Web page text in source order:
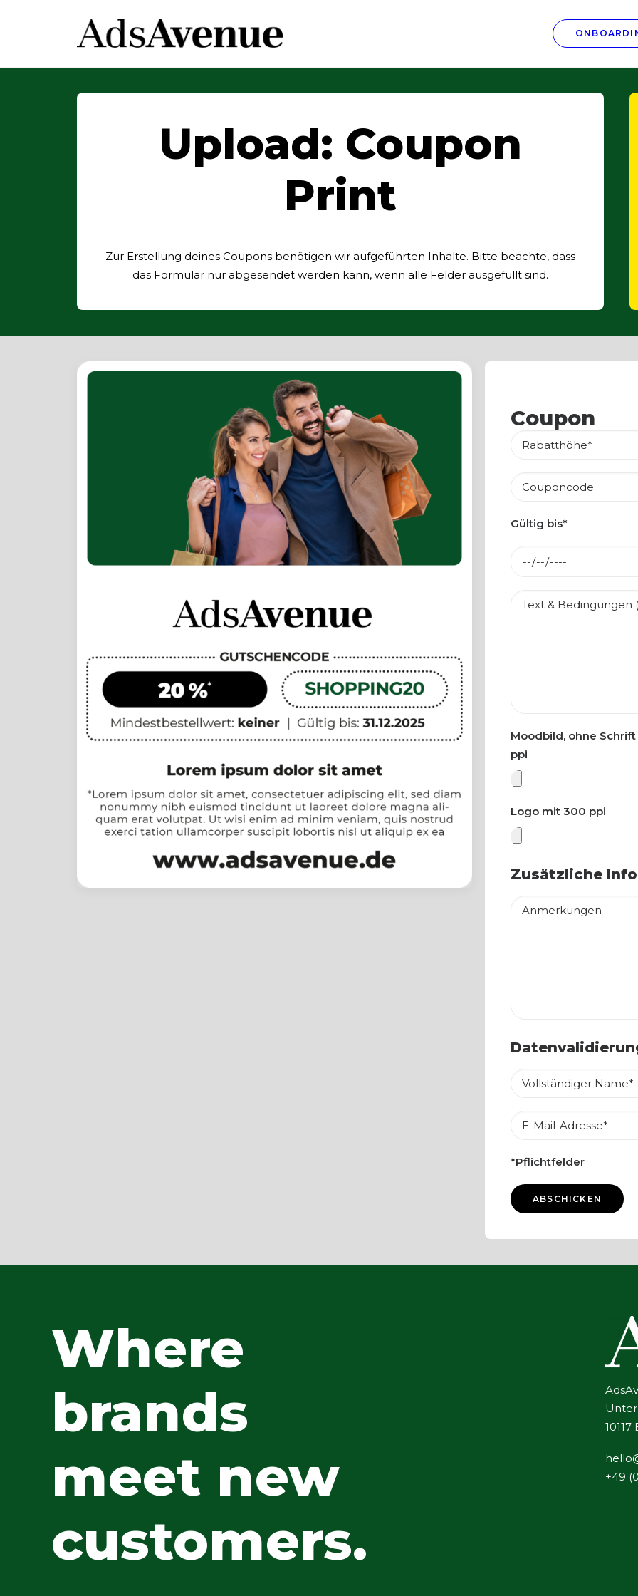
Upload: Coupon
Print
Zur Erstellung deines Coupons benötigen wir aufgeführten Inhalte. Bitte beachte, dass
das Formular nur abgesendet werden kann, wenn alle Felder ausgefüllt sind.
Coupon
Gültig bis*
Moodbild, ohne
ppi
Logo mit 300 ppi
Zusätzliche
*Pflichtfelder
Where
brands
meet new
customers.
+49